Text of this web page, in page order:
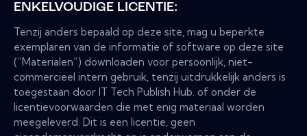
ENKELVOUDIGE LICENTIE:
Tenzij anders bepaald op deze site, mag u beperkte
exemplaren van de informatie of software op deze site
(“Materialen”) downloaden voor persoonlijk, niet-
commercieel intern gebruik, tenzij uitdrukkelijk anders is
toegestaan door IT Tech Publish Hub. of onder de
licentievoorwaarden die met enig materiaal worden
meegeleverd. Dit is een licentie, geen